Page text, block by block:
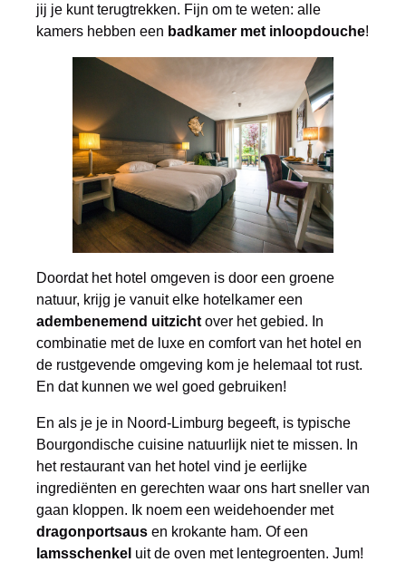
jij je kunt terugtrekken. Fijn om te weten: alle
kamers hebben een badkamer met inloopdouche!
Doordat het hotel omgeven is door een groene
natuur, krijg je vanuit elke hotelkamer een
adembenemend uitzicht over het gebied. In
combinatie met de luxe en comfort van het hotel en
de rustgevende omgeving kom je helemaal tot rust.
En dat kunnen we wel goed gebruiken!
En als je je in Noord-Limburg begeeft, is typische
Bourgondische cuisine natuurlijk niet te missen. In
het restaurant van het hotel vind je eerlijke
ingrediënten en gerechten waar ons hart sneller van
gaan kloppen. Ik noem een weidehoender met
dragonportsaus en krokante ham. Of een
lamsschenkel uit de oven met lentegroenten. Jum!